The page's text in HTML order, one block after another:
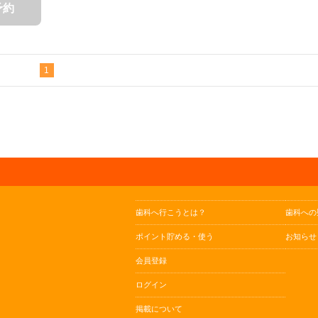
約
1
歯科へ行こうとは？
ポイント貯める・使う
会員登録
ログイン
掲載について
歯科へ
お知らせ